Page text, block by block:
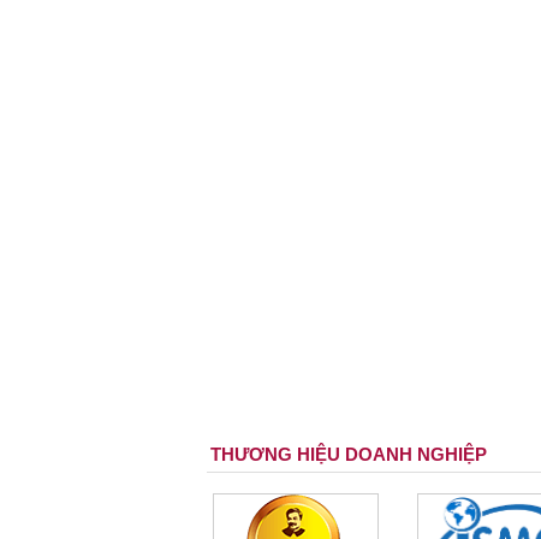
THƯƠNG HIỆU DOANH NGHIỆP